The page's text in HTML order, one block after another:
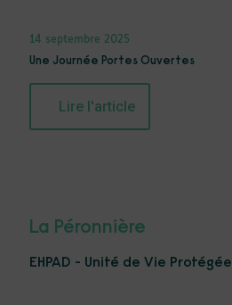
14 septembre 2025
Une Journée Portes Ouvertes
Lire l'article
La Péronnière
EHPAD - Unité de Vie Protégée